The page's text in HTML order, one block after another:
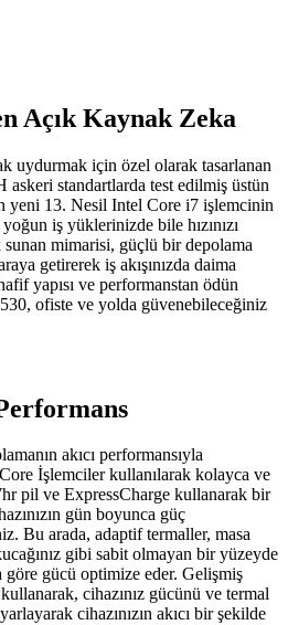
Açık Kaynak Zeka
uydurmak için özel olarak tasarlanan
standartlarda test edilmiş üstün
yeni 13. Nesil Intel Core i7 işlemcinin
iş yüklerinizde bile hızınızı
mimarisi, güçlü bir depolama
getirerek iş akışınızda daima
yapısı ve performanstan ödün
ofiste ve yolda güvenebileceğiniz
akıcı performansıyla
İşlemciler kullanılarak kolayca ve
pil ve ExpressCharge kullanarak bir
gün boyunca güç
Bu arada, adaptif termaller, masa
gibi sabit olmayan bir yüzeyde
göre gücü optimize eder. Gelişmiş
cihazınız gücünü ve termal
cihazınızın akıcı bir şekilde